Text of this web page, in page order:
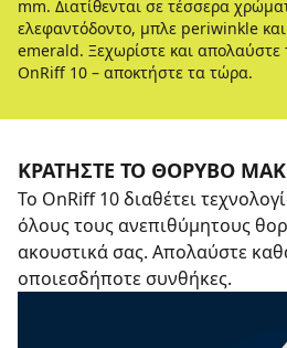
mm. Διατίθενται σε τέσσερα
ελεφαντόδοντο, μπλε periwinkle
emerald. Ξεχωρίστε και
OnRiff 10 – αποκτήστε τα τώρα.
ΚΡΑΤΉΣΤΕ ΤΟ ΘΌΡΥΒΟ
Το OnRiff 10 διαθέτει
όλους τους ανεπιθύμητους
ακουστικά σας. Απολαύστε
οποιεσδήποτε συνθήκες.